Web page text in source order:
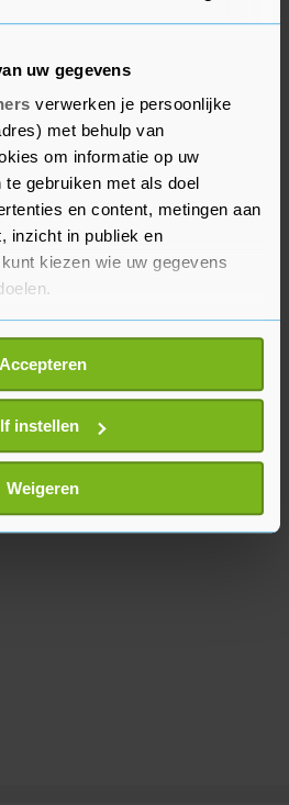
uw gegevens
verwerken je persoonlijke
met behulp van
om informatie op uw
gebruiken met als doel
en content, metingen aan
inzicht in publiek en
kiezen wie uw gegevens
we ook graag:
over uw geografische
meter nauwkeurig kan zijn
door het actief te
eigenschappen (fingerprinting)
persoonlijke gegevens worden
in het
op elk moment wijzigen of
Accepteren
instellen
Weigeren
zoals het in
HBO Max, hebben al
om gebruikers
werkt ook aan een
met reclames.
helemaal doorgaan
de vraag. Netflix heeft al
dat niet alle content die
abonnementen ook
abonnement.